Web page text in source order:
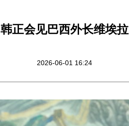
韩正会见巴西外长维埃拉
2026-06-01 16:24